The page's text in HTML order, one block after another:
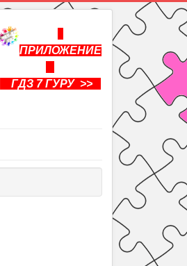
ПРИЛОЖЕНИЕ
ГДЗ 7 ГУРУ >>